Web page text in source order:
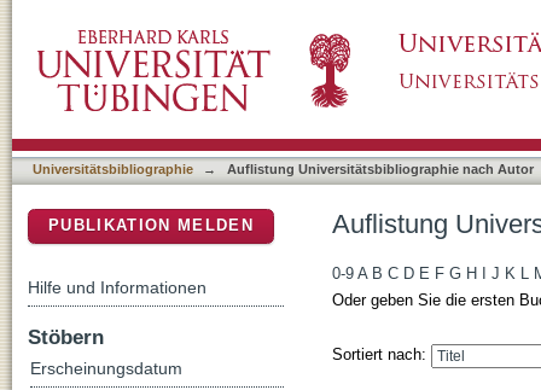
Universitätsbibliographie → Auflistung Universitätsbibliographie nach Autor
Auflistung
0-9 A B C D E F G H J K L
Oder geben Sie die ersten
Sortiert nach:
PUBLIKATION MELDEN
Hilfe und Informationen
Stöbern
Erscheinungsdatum